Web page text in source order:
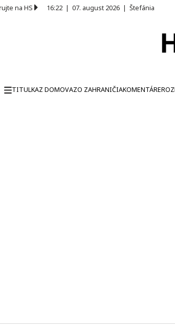
na HS 16:22 | 07. august 2026 | Štefánia
TITULKAZ DOMOVAZO ZAHRANIČIAKOMENTÁRE